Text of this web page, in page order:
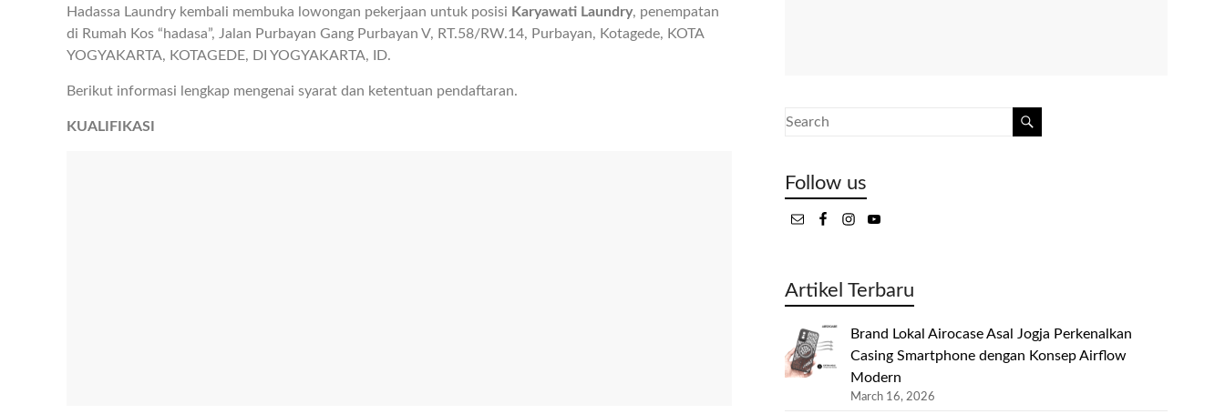
Hadassa Laundry kembali membuka lowongan pekerjaan untuk posisi Karyawati Laundry, penempatan
di Rumah Kos “hadasa”, Jalan Purbayan Gang Purbayan V, RT.58/RW.14, Purbayan, Kotagede, KOTA
YOGYAKARTA, KOTAGEDE, DI YOGYAKARTA, ID.
Berikut informasi lengkap mengenai syarat dan ketentuan pendaftaran.
KUALIFIKASI
Follow us
Artikel Terbaru
Brand Lokal Airocase Asal Jogja Perkenalkan
Casing Smartphone dengan Konsep Airflow
Modern
March 16, 2026